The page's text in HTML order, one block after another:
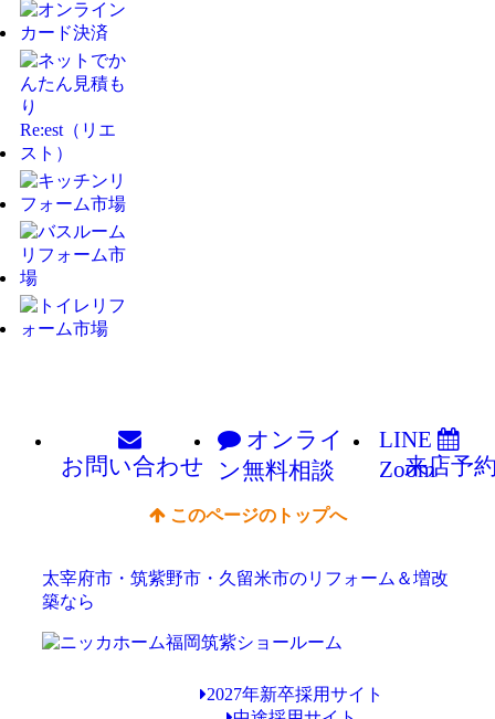
お問い合わせ
オンライ
ン無料相談
LINE
Zoom
来店予
このページのトップへ
太宰府市・筑紫野市・久留米市のリフォーム＆増改
築なら
2027年新卒採用サイト